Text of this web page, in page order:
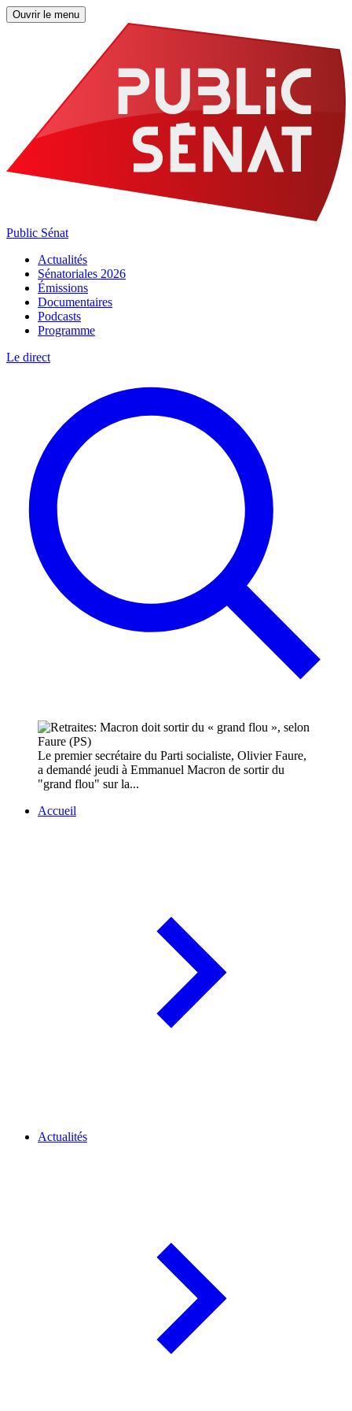
Ouvrir le menu
Public Sénat
Actualités
Sénatoriales 2026
Émissions
Documentaires
Podcasts
Programme
Le direct
Le premier secrétaire du Parti socialiste, Olivier Faure,
a demandé jeudi à Emmanuel Macron de sortir du
"grand flou" sur la...
Accueil
Actualités